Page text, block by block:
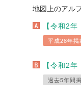
地図上のアル
【令和2
平成28年掲
【令和2
過去5年間